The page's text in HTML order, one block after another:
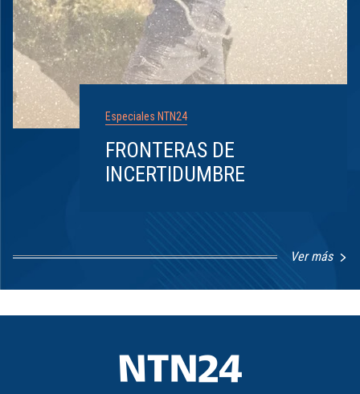
Especiales NTN24
FRONTERAS DE
INCERTIDUMBRE
Ver más
1
8